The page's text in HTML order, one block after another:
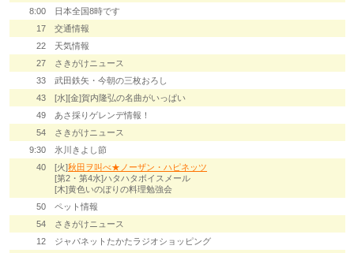
8:00
日本全国8時です
17
交通情報
22
天気情報
27
さきがけニュース
33
武田鉄矢・今朝の三枚おろし
43
[水][金]賀内隆弘の名曲がいっぱい
49
あさ採りゲレンデ情報！
54
さきがけニュース
9:30
氷川きよし節
40
[火]秋田ヲ叫べ★ノーザン・ハピネッツ
[第2・第4水]ハタハタボイスメール
[木]黄色いのぼりの料理勉強会
50
ペット情報
54
さきがけニュース
12
ジャパネットたかたラジオショッピング